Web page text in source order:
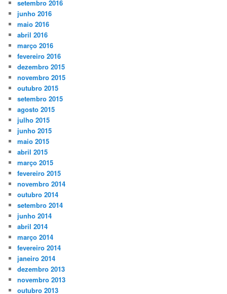
setembro 2016
junho 2016
maio 2016
abril 2016
março 2016
fevereiro 2016
dezembro 2015
novembro 2015
outubro 2015
setembro 2015
agosto 2015
julho 2015
junho 2015
maio 2015
abril 2015
março 2015
fevereiro 2015
novembro 2014
outubro 2014
setembro 2014
junho 2014
abril 2014
março 2014
fevereiro 2014
janeiro 2014
dezembro 2013
novembro 2013
outubro 2013